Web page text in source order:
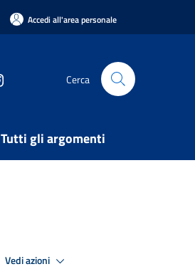
Accedi all'area personale
Cerca
Tutti gli argomenti
Vedi azioni